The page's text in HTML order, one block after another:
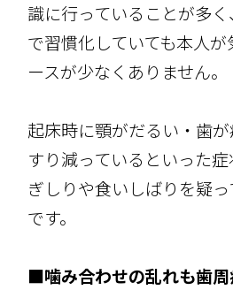
識に行っていることが多
で習慣化していても本人
ースが少なくありません。
起床時に顎がだるい・歯
すり減っているといった
ぎしりや食いしばりを疑
です。
■噛み合わせの乱れも歯